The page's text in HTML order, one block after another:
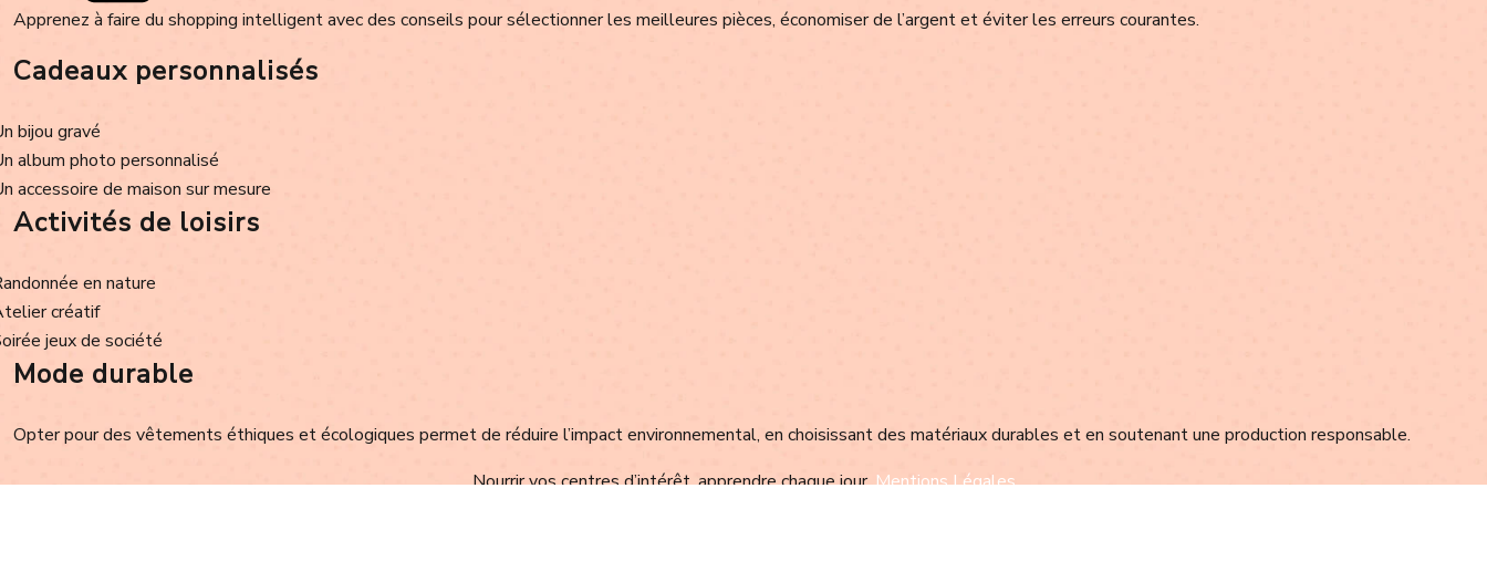
Apprenez à faire du shopping intelligent avec des conseils pour sélectionner les meilleures pièces, économiser de l’argent et éviter les erreurs courantes.
Cadeaux personnalisés
bijou gravé
album photo personnalisé
accessoire de maison sur mesure
Activités de loisirs
en nature
créatif
jeux de société
Mode durable
Opter pour des vêtements éthiques et écologiques permet de réduire l’impact environnemental, en choisissant des matériaux durables et en soutenant une production responsable.
Nourrir vos centres d’intérêt, apprendre chaque jour.Mentions Légales